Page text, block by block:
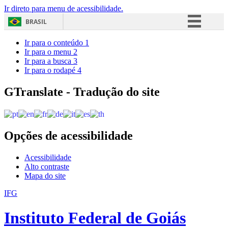
Ir direto para menu de acessibilidade.
BRASIL
Acesso à informação
Ir para o conteúdo 1
Ir para o menu 2
Ir para a busca 3
Ir para o rodapé 4
GTranslate - Tradução do site
Opções de acessibilidade
Acessibilidade
Alto contraste
Mapa do site
IFG
Instituto Federal de Goiás